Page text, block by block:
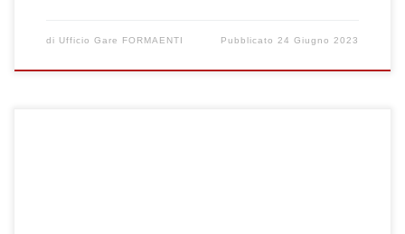
di Ufficio Gare FORMAENTI Pubblicato24 Giugno 2023